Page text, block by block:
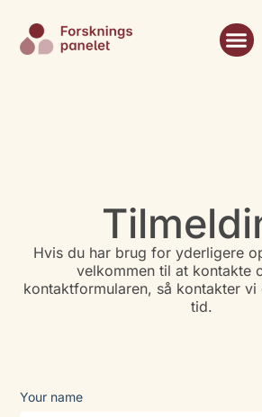
Hvis du har brug for yderligere
velkommen til at kontakte
kontaktformularen, så kontakter
tid.
Your name